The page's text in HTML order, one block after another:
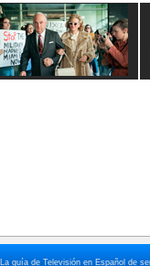
La guía de Televisión en Español de